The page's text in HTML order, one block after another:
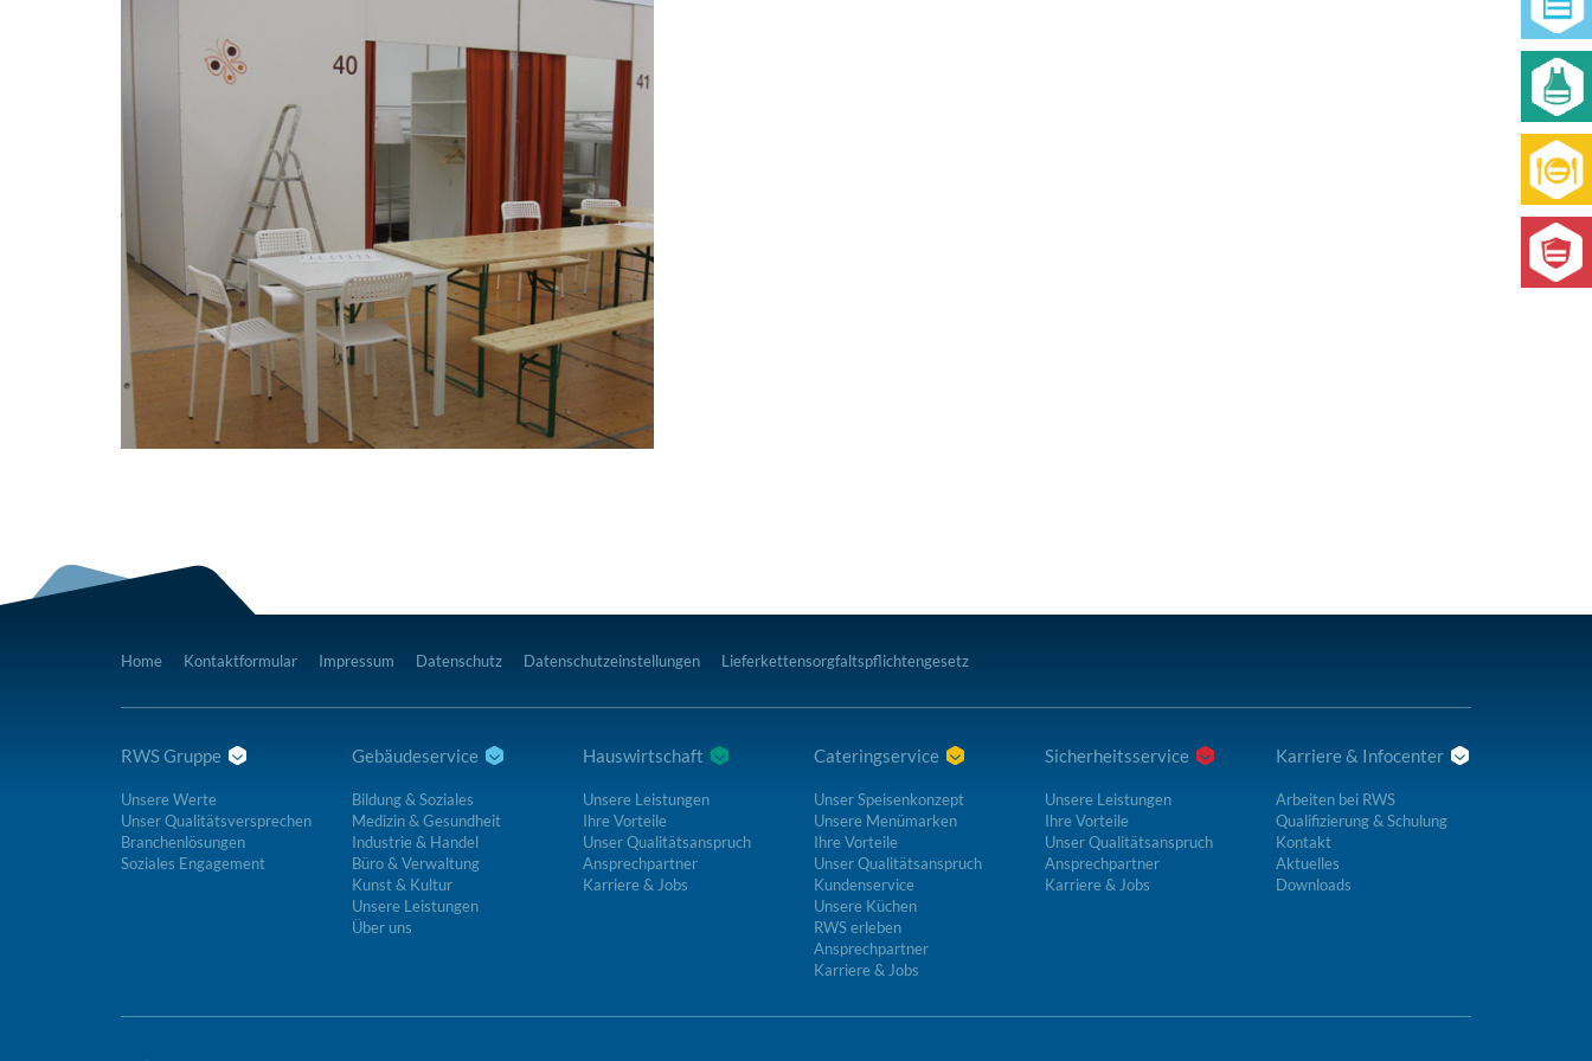
Home Kontaktformular Impressum Datenschutz Datenschutzeinstellungen Lieferkettensorgfaltspflichtengesetz
RWS Gruppe
Unsere Werte
Unser Qualitätsversprechen
Branchenlösungen
Soziales Engagement
Gebäudeservice
Bildung & Soziales
Medizin & Gesundheit
Industrie & Handel
Büro & Verwaltung
Kunst & Kultur
Unsere Leistungen
Über uns
Hauswirtschaft
Unsere Leistungen
Ihre Vorteile
Unser Qualitätsanspruch
Ansprechpartner
Karriere & Jobs
Cateringservice
Unser Speisenkonzept
Unsere Menümarken
Ihre Vorteile
Unser Qualitätsanspruch
Kundenservice
Unsere Küchen
RWS erleben
Ansprechpartner
Karriere & Jobs
Sicherheitsservice
Unsere Leistungen
Ihre Vorteile
Unser Qualitätsanspruch
Ansprechpartner
Karriere & Jobs
Karriere & Infocenter
Arbeiten bei RWS
Qualifizierung & Schulung
Kontakt
Aktuelles
Downloads